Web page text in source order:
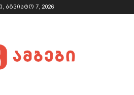
აგვისტო 7, 2026